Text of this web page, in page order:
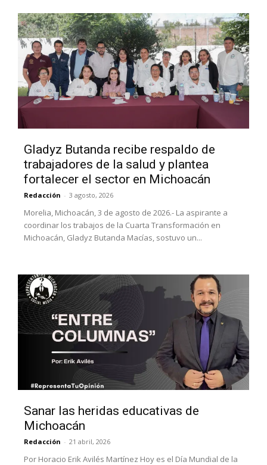
Gladyz Butanda recibe respaldo de
trabajadores de la salud y plantea
fortalecer el sector en Michoacán
Redacción - 3 agosto, 2026
Morelia, Michoacán, 3 de agosto de 2026.- La aspirante a
coordinar los trabajos de la Cuarta Transformación en
Michoacán, Gladyz Butanda Macías, sostuvo un...
Sanar las heridas educativas de
Michoacán
Redacción - 21 abril, 2026
Por Horacio Erik Avilés Martínez Hoy es el Día Mundial de la